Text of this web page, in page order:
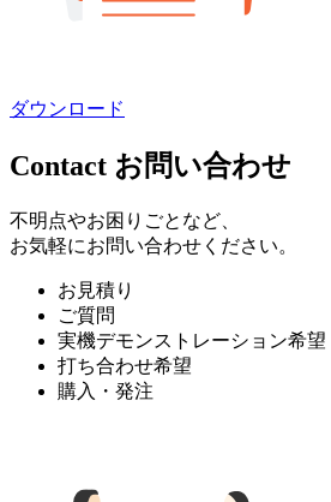
ダウンロード
Contact お問い合わせ
不明点やお困りごとなど、
お気軽にお問い合わせください。
お見積り
ご質問
実機デモンストレーション希望
打ち合わせ希望
購入・発注